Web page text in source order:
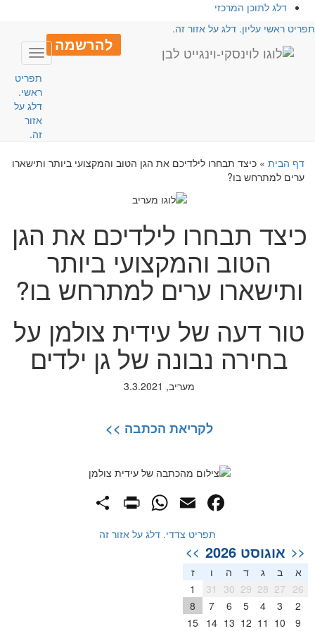
דלג לתוכן המרכזי
ראשי עליון. דלג על אזור זה.
להרשמה
Toggle
תפריט
ראשי.
דלג על
אזור
זה.
דף הבית» כיצד תבחרו לילדיכם את הגן הטוב והמקצועי ביותר ותישארו
ערים למתרחש בו?
כיצד תבחרו לילדיכם את הגן
הטוב והמקצועי ביותר
ותישארו ערים למתרחש בו?
טור דעה של עידית צולמן על
בחירה נבונה של גן ילדים
מעריב, 3.3.2021
לקריאת הכתבה >>
Facebook
Email
WhatsApp
תפריט צדדי. דלג על אזור זה
<< אוגוסט 2026 >>
א ב ג ד ה
ז
26
27
28
29
30
31
2
3
4
5
6
7
8
9
10
11
12
13
14
15